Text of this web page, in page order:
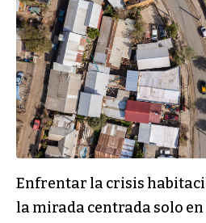
Enfrentar la crisis
la mirada centrada solo